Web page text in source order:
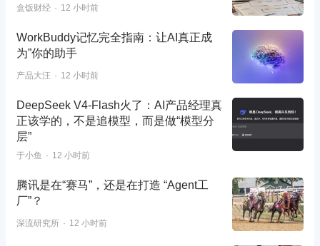
盒饭财经 12 小时前
WorkBuddy记忆完全指南：让AI真正成
为”你的助手
产品大汪 12 小时前
DeepSeek V4-Flash火了：AI产品经理真
正该学的，不是追模型，而是做“模型分
层”
于小鱼 12 小时前
腾讯是在“赛马”，还是在打造 “Agent工
厂”？
深流研究所 12 小时前